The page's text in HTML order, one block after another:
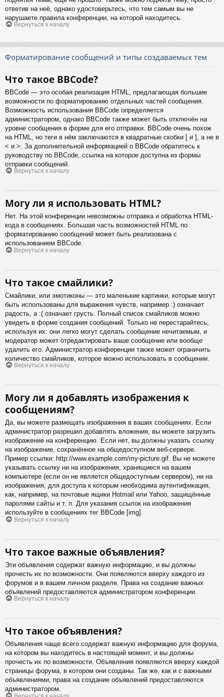
ответив на неё, однако удостоверьтесь, что тем самым вы не
нарушаете правила конференции, на которой находитесь.
Вернуться к началу
Форматирование сообщений и типы создаваемых тем
Что такое BBCode?
BBCode — это особая реализация HTML, предлагающая большие
возможности по форматированию отдельных частей сообщения.
Возможность использования BBCode определяется
администратором, однако BBCode также может быть отключён на
уровне сообщения в форме для его отправки. BBCode очень похож
на HTML, но теги в нём заключаются в квадратные скобки [ и ], а не в
< и >. За дополнительной информацией о BBCode обратитесь к
руководству по BBCode, ссылка на которое доступна из формы
отправки сообщений.
Вернуться к началу
Могу ли я использовать HTML?
Нет. На этой конференции невозможны отправка и обработка HTML-
кода в сообщениях. Большая часть возможностей HTML по
форматированию сообщений может быть реализована с
использованием BBCode.
Вернуться к началу
Что такое смайлики?
Смайлики, или эмотиконы — это маленькие картинки, которые могут
быть использованы для выражения чувств, например :) означает
радость, а :( означает грусть. Полный список смайликов можно
увидеть в форме создания сообщений. Только не перестарайтесь,
используя их: они легко могут сделать сообщение нечитаемым, и
модератор может отредактировать ваше сообщение или вообще
удалить его. Администратор конференции также может ограничить
количество смайликов, которое можно использовать в сообщении.
Вернуться к началу
Могу ли я добавлять изображения к
сообщениям?
Да, вы можете размещать изображения в ваших сообщениях. Если
администратор разрешил добавлять вложения, вы можете загрузить
изображение на конференцию. Если нет, вы должны указать ссылку
на изображение, сохранённое на общедоступном веб-сервере.
Пример ссылки: http://www.example.com/my-picture.gif. Вы не можете
указывать ссылку ни на изображения, хранящиеся на вашем
компьютере (если он не является общедоступным сервером), ни на
изображения, для доступа к которым необходима аутентификация,
как, например, на почтовые ящики Hotmail или Yahoo, защищённые
паролями сайты и т. п. Для указания ссылок на изображения
используйте в сообщениях тег BBCode [img].
Вернуться к началу
Что такое важные объявления?
Эти объявления содержат важную информацию, и вы должны
прочесть их по возможности. Они появляются вверху каждого из
форумов и в вашем личном разделе. Права на создание важных
объявлений предоставляются администратором конференции.
Вернуться к началу
Что такое объявления?
Объявления чаще всего содержат важную информацию для форума,
на котором вы находитесь в настоящий момент, и вы должны
прочесть их по возможности. Объявления появляются вверху каждой
страницы форума, в котором они созданы. Так же, как и с важными
объявлениями, права на создание объявлений предоставляются
администратором.